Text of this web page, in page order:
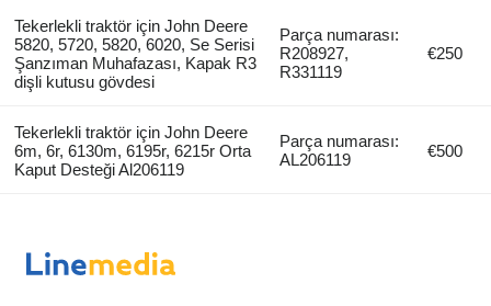
Tekerlekli traktör için John Deere
5820, 5720, 5820, 6020, Se Serisi
Şanzıman Muhafazası, Kapak R3
dişli kutusu gövdesi
Parça numarası:
R208927,
R331119
€250
Tekerlekli traktör için John Deere
6m, 6r, 6130m, 6195r, 6215r Orta
Kaput Desteği Al206119
Parça numarası:
AL206119
€500